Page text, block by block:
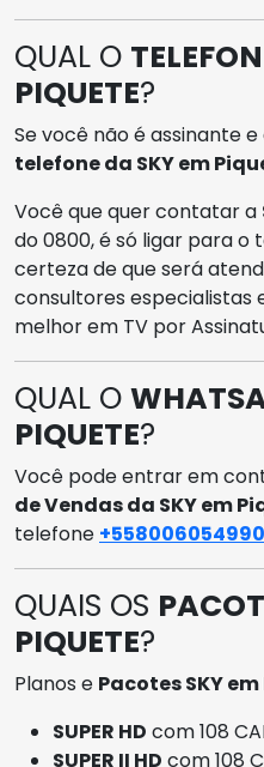
QUAL O
PIQUETE?
Se você não é assinante
telefone da SKY em
Você que quer contatar a
do 0800, é só ligar para o
certeza de que será
consultores especialistas
melhor em TV por
QUAL O
PIQUETE?
Você pode entrar em
de Vendas da SKY em
telefone +558006054990
QUAIS OS
PIQUETE?
Planos e Pacotes SKY
SUPER HD com 108
SUPER II HD com 108